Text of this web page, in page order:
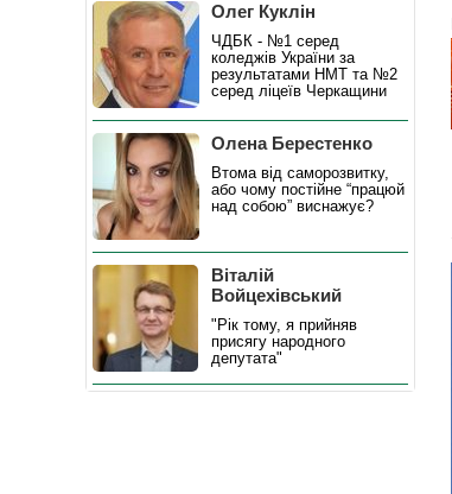
Олег Куклін
ЧДБК - №1 серед
коледжів України за
результатами НМТ та №2
серед ліцеїв Черкащини
Олена Берестенко
Втома від саморозвитку,
або чому постійне “працюй
над собою” виснажує?
Віталій
Войцехівський
"Рік тому, я прийняв
присягу народного
депутата"